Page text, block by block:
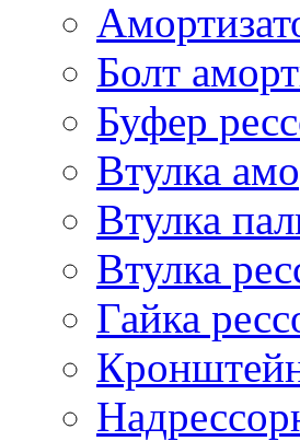
Болт
Буфер
Втулка
Втулка
Втулка
Гайка